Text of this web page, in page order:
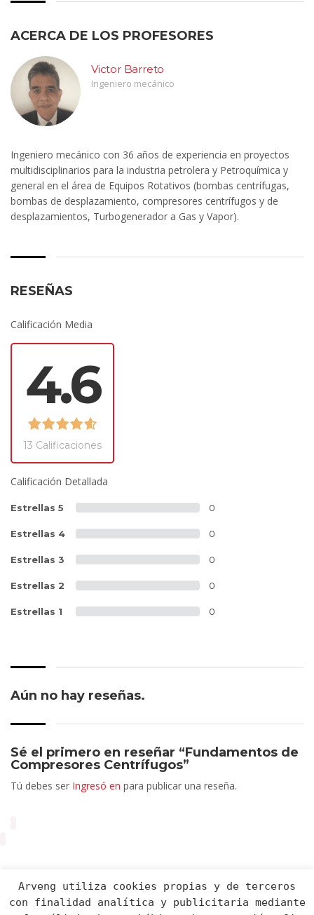
ACERCA DE LOS PROFESORES
Victor Barreto
Ingeniero mecánico
Ingeniero mecánico con 36 años de experiencia en proyectos
multidisciplinarios para la industria petrolera y Petroquímica y
general en el área de Equipos Rotativos (bombas centrífugas,
bombas de desplazamiento, compresores centrífugos y de
desplazamientos, Turbogenerador a Gas y Vapor).
RESEÑAS
Calificación Media
4.6
13 Calificaciones
Calificación Detallada
Estrellas 5 0
Estrellas 4 0
Estrellas 3 0
Estrellas 2 0
Estrellas 1 0
Aún no hay reseñas.
Sé el primero en reseñar “Fundamentos de
Compresores Centrífugos”
Tú debes ser Ingresó en para publicar una reseña.
Arveng utiliza cookies propias y de terceros
con finalidad analítica y publicitaria mediante